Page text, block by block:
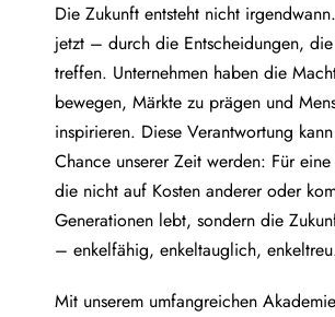
Die Zukunft entsteht nicht
jetzt – durch die Entscheidungen,
treffen. Unternehmen haben die
bewegen, Märkte zu prägen und
inspirieren. Diese Verantwortung
Chance unserer Zeit werden: Für
die nicht auf Kosten anderer oder
Generationen lebt, sondern die
– enkelfähig, enkeltauglich,
Mit unserem umfangreichen